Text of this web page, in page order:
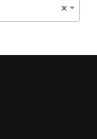
×